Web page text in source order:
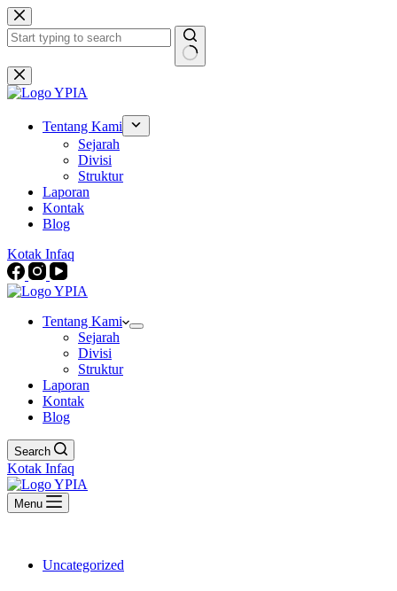
Skip
to
content
No
results
Tentang Kami
Sejarah
Divisi
Struktur
Laporan
Kontak
Blog
Kotak Infaq
Tentang Kami
Sejarah
Divisi
Struktur
Laporan
Kontak
Blog
Search
Kotak Infaq
Menu
Uncategorized